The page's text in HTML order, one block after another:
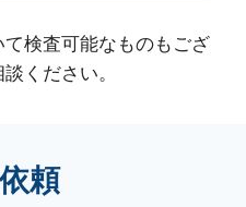
検査可能なものもござ
ください。
頼